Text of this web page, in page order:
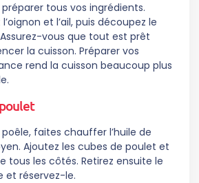
tous vos ingrédients.
et l’ail, puis découpez le
vous que tout est prêt
la cuisson. Préparer vos
rend la cuisson beaucoup plus
faites chauffer l’huile de
Ajoutez les cubes de poulet et
tous les côtés. Retirez ensuite le
et réservez-le.